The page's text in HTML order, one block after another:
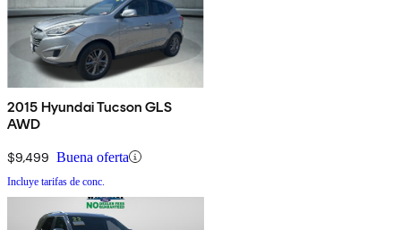
2015 Hyundai Tucson GLS
AWD
$9,499 Buena oferta
Incluye tarifas de conc.